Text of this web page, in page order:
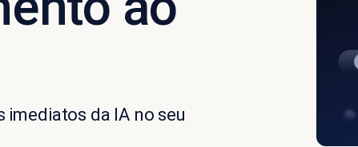
imediatos da IA no seu